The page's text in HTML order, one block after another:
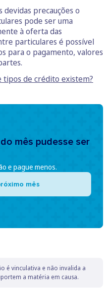
precauções o
pode ser uma
à oferta das
particulares é possível
para o pagamento, valores
tipos de crédito existem?
mês pudesse ser
e pague menos.
mês
é vinculativa e não invalida a
a matéria em causa.